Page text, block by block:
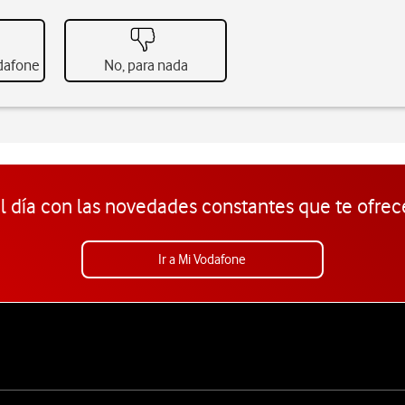
No, para nada
día con las novedades constantes que te
Ir a Mi Vodafone